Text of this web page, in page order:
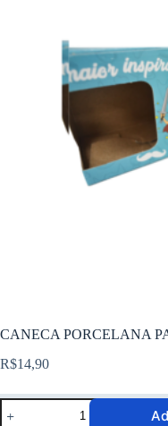
CANECA PORCELANA
R$14,90